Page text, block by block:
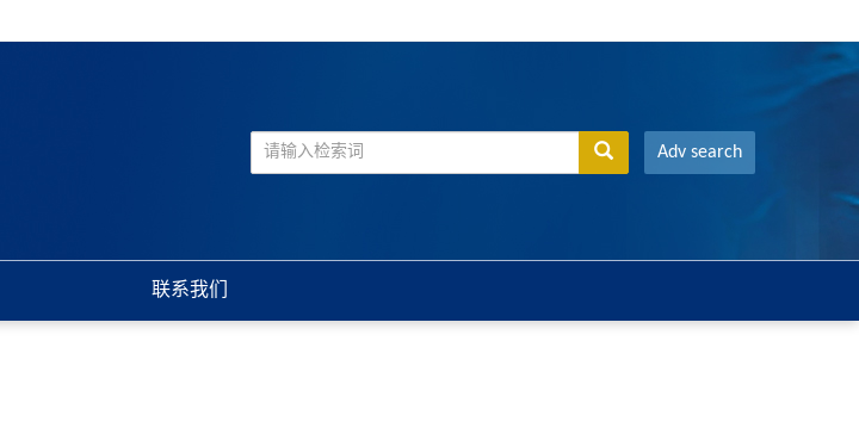
Adv search
联系我们